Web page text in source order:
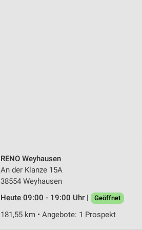
RENO Weyhausen
An der Klanze 15A
38554 Weyhausen
Heute 09:00 - 19:00 Uhr |
Geöffnet
181,55 km • Angebote: 1 Prospekt